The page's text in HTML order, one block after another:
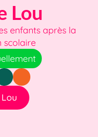
Lou
enfants après la
scolaire